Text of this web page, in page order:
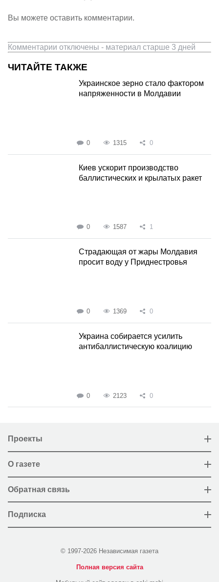
Вы можете оставить комментарии.
Комментарии отключены - материал старше 3 дней
ЧИТАЙТЕ ТАКЖЕ
Украинское зерно стало фактором
напряженности в Молдавии
0 1315 0
Киев ускорит производство
баллистических и крылатых ракет
0 1587 1
Страдающая от жары Молдавия
просит воду у Приднестровья
0 1369 0
Украина собирается усилить
антибаллистическую коалицию
0 2123 0
Проекты
О газете
Обратная связь
Подписка
© 1997-2026 Независимая газета
Полная версия сайта